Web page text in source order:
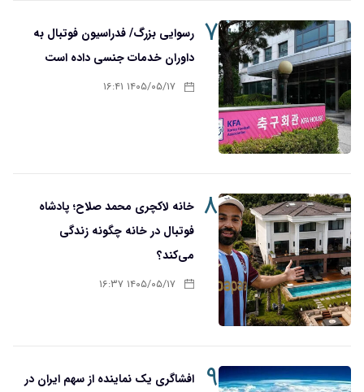
۷ رسوایی بزرگ/ فدراسیون فوتبال به
داوران خدمات جنسی داده است
۱۴۰۵/۰۵/۱۷ ۱۶:۴۱
۸ خانه لاکچری محمد صلاح؛ پادشاه
فوتبال در خانه چگونه زندگی
می‌کند؟
۱۴۰۵/۰۵/۱۷ ۱۶:۳۷
۹ افشاگری یک نماینده از سهم ایران در